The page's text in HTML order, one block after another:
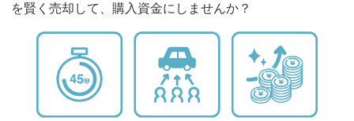
を賢く売却して、購入資金にしませんか？